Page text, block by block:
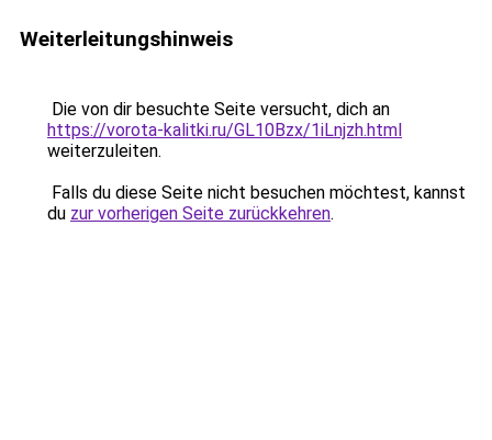
Weiterleitungshinweis
Die von dir besuchte Seite versucht, dich an
https://vorota-kalitki.ru/GL10Bzx/1iLnjzh.html
weiterzuleiten.
Falls du diese Seite nicht besuchen möchtest, kannst
du zur vorherigen Seite zurückkehren.